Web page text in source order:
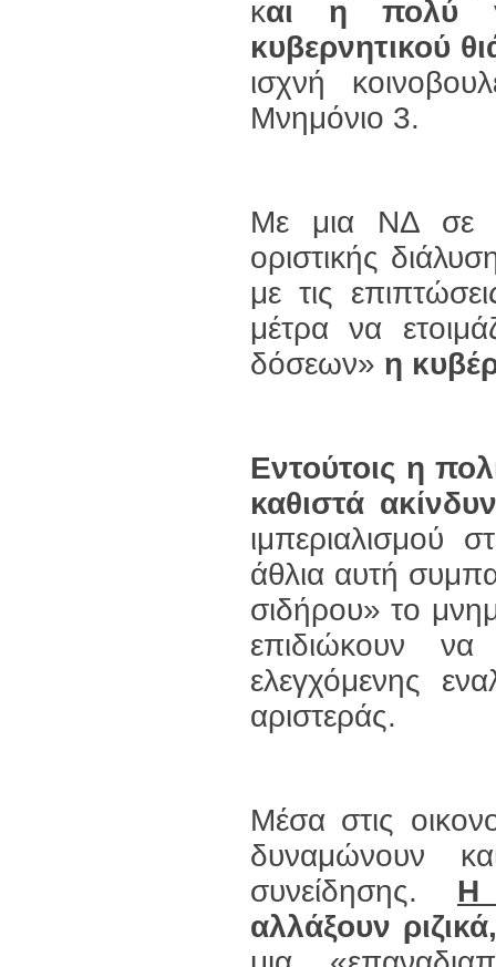
και η πολύ
κυβερνητικού
ισχνή
Μνημόνιο 3.
Με μια ΝΔ σε
οριστικής
με τις
μέτρα να
δόσεων» η
Εντούτοις η
καθιστά
ιμπεριαλισμού
άθλια αυτή
σιδήρου» το
επιδιώκουν
ελεγχόμενης
αριστεράς.
Μέσα στις
δυναμώνουν
συνείδησης.
αλλάξουν ριζικά,